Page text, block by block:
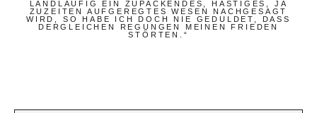
Zeitgeist
LANDLÄUFIG EIN ZUPACKENDES, HASTIGES, JA
ZUZEITEN AUFGEREGTES WESEN NACHGESAGT
WIRD, SO HABE ICH DOCH NIE GEDULDET, DASS
DERGLEICHEN REGUNGEN MEINEN FRIEDEN
STÖRTEN.“